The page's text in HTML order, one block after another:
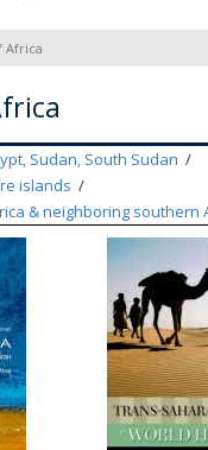
Africa
Sudan, South Sudan
islands
& neighboring southern